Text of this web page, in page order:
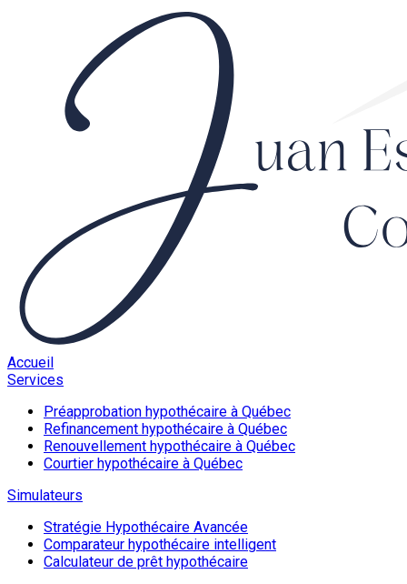
Accueil
Services
Préapprobation hypothécaire à Québec
Refinancement hypothécaire à Québec
Renouvellement hypothécaire à Québec
Courtier hypothécaire à Québec
Simulateurs
Stratégie Hypothécaire Avancée
Comparateur hypothécaire intelligent
Calculateur de prêt hypothécaire